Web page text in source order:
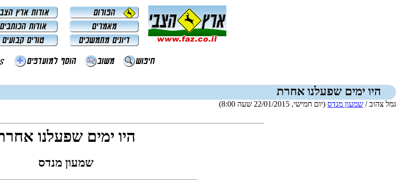
היו ימים שפעלנו אחרת
גמל צהוב / שמעון מנדס (יום חמישי, 22/01/2015 שעה 8:00)
היו ימים שפעלנו
שמעון מנדס